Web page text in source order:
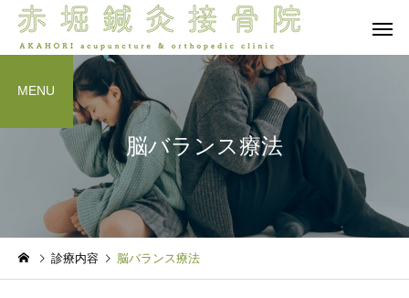
保険診療 自由診療 -
院長ブログ
夜眠れないのは脳が休めな
院長ブログ
首肩腰は痛いけど体幹
脳バランス療法
MENU
診療内容 脳バランス療法